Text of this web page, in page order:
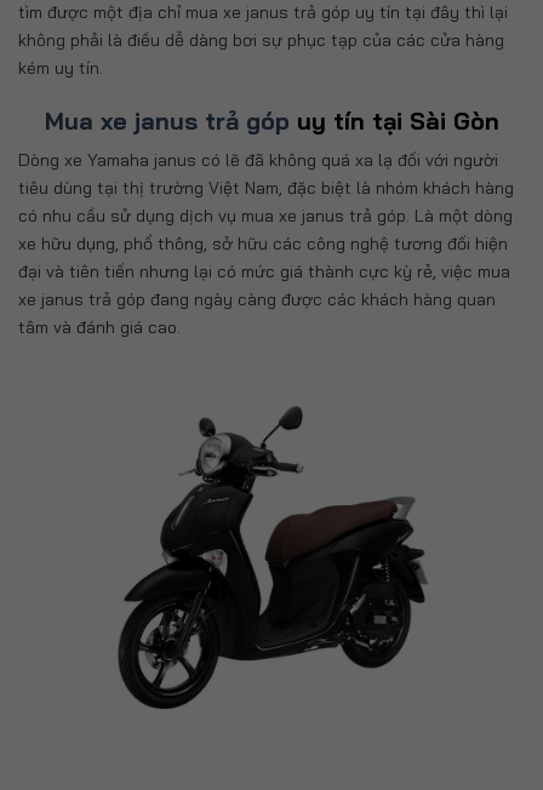
tìm được một địa chỉ mua xe janus trả góp uy tín tại đây thì lại
không phải là điều dễ dàng bơi sự phục tạp của các cửa hàng
kém uy tín.
Mua xe janus trả góp uy tín tại Sài Gòn
Dòng xe Yamaha janus có lẽ đã không quá xa lạ đối với người
tiêu dùng tại thị trường Việt Nam, đặc biệt là nhóm khách hàng
có nhu cầu sử dụng dịch vụ mua xe janus trả góp. Là một dòng
xe hữu dụng, phổ thông, sở hữu các công nghệ tương đối hiện
đại và tiên tiến nhưng lại có mức giá thành cực kỳ rẻ, việc mua
xe janus trả góp đang ngày càng được các khách hàng quan
tâm và đánh giá cao.